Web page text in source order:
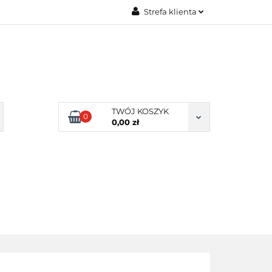
Strefa klienta
0
TWÓJ KOSZYK
0,00 zł